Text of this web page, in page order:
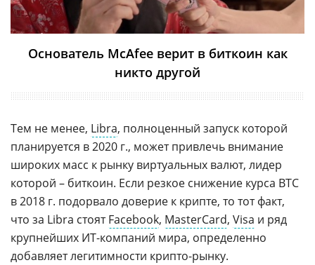
Основатель McAfee верит в биткоин как
никто другой
Тем не менее, Libra, полноценный запуск которой
планируется в 2020 г., может привлечь внимание
широких масс к рынку виртуальных валют, лидер
которой – биткоин. Если резкое снижение курса BTC
в 2018 г. подорвало доверие к крипте, то тот факт,
что за Libra стоятFacebook, MasterCard, Visa и ряд
крупнейших ИТ-компаний мира, определенно
добавляет легитимности крипто-рынку.